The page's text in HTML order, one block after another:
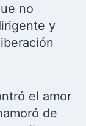
no
y
el amor
de